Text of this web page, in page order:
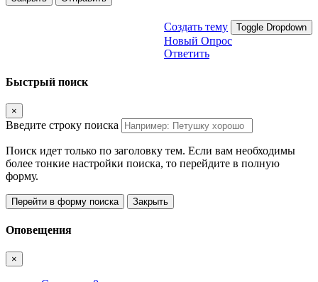
Создать тему Toggle Dropdown
Новый Опрос
Ответить
Быстрый поиск
×
Введите строку поиска
Поиск идет только по заголовку тем. Если вам необходимы
более тонкие настройки поиска, то перейдите в полную
форму.
Перейти в форму поиска Закрыть
Оповещения
×